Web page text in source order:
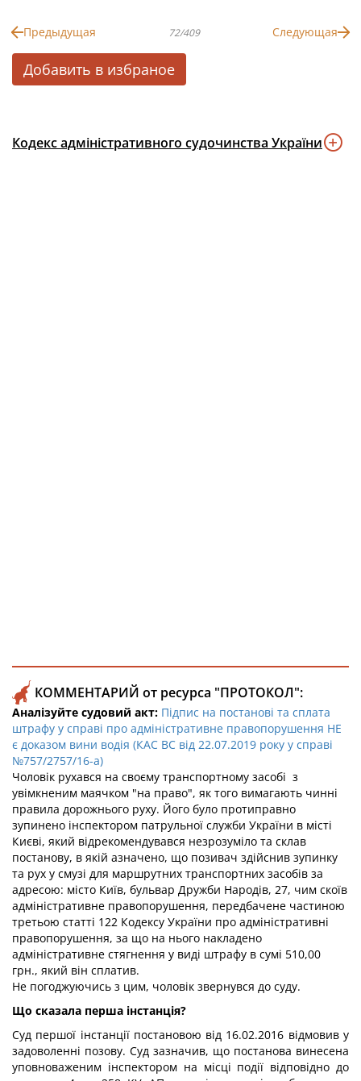
Предыдущая 72/409 Следующая
Добавить в избраное
Кодекс адміністративного судочинства України
КОММЕНТАРИЙ от ресурса "ПРОТОКОЛ":
Аналізуйте судовий акт: Підпис на постанові та сплата
штрафу у справі про адміністративне правопорушення НЕ
є доказом вини водія (КАС ВС від 22.07.2019 року у справі
№757/2757/16-а)
Чоловік рухався на своєму транспортному засобі з
увімкненим маячком "на право", як того вимагають чинні
правила дорожнього руху. Його було протиправно
зупинено інспектором патрульної служби України в місті
Києві, який відрекомендувався незрозуміло та склав
постанову, в якій азначено, що позивач здійснив зупинку
та рух у смузі для маршрутних транспортних засобів за
адресою: місто Київ, бульвар Дружби Народів, 27, чим скоїв
адміністративне правопорушення, передбачене частиною
третьою статті 122 Кодексу України про адміністративні
правопорушення, за що на нього накладено
адміністративне стягнення у виді штрафу в сумі 510,00
грн., який він сплатив.
Не погоджуючись з цим, чоловік звернувся до суду.
Що сказала перша інстанція?
Суд першої інстанції постановою від 16.02.2016 відмовив у
задоволенні позову. Суд зазначив, що постанова винесена
уповноваженим інспектором на місці події відповідно до